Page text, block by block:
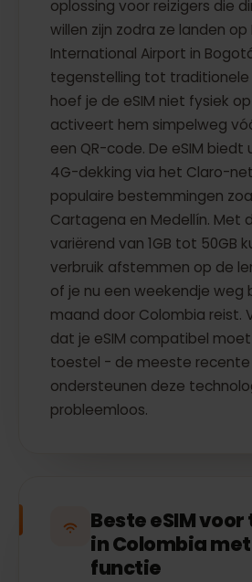
oplossing voor reizigers die
willen zijn zodra ze landen op
International Airport in
tegenstelling tot traditionele
hoef je de eSIM niet fysiek
activeert hem simpelweg
een QR-code. De eSIM
4G-dekking via het Claro-
populaire bestemmingen
Cartagena en Medellín. Met
variërend van 1GB tot 50GB
verbruik afstemmen op de
of je nu een weekendje weg
maand door Colombia reist.
dat je eSIM compatibel
toestel - de meeste
ondersteunen deze
probleemloos.
Beste eSIM
in Colombia
functie